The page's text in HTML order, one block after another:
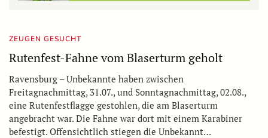
ZEUGEN GESUCHT
Rutenfest-Fahne vom Blaserturm geholt
Ravensburg – Unbekannte haben zwischen
Freitagnachmittag, 31.07., und Sonntagnachmittag, 02.08.,
eine Rutenfestflagge gestohlen, die am Blaserturm
angebracht war. Die Fahne war dort mit einem Karabiner
befestigt. Offensichtlich stiegen die Unbekannt…